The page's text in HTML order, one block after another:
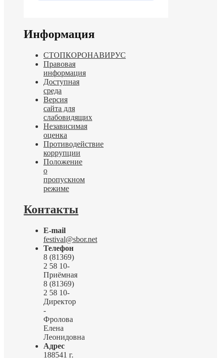
Информация
СТОПКОРОНАВИРУС
Правовая
информация
Доступная
среда
Версия
сайта для
слабовидящих
Независимая
оценка
Противодействие
коррупции
Положение
о
пропускном
режиме
Контакты
E-mail
festival@sbor.net
Телефон
8 (81369)
2 58 10-
Приёмная
8 (81369)
2 58 10-
Директор
-
Фролова
Елена
Леонидовна
Адрес
188541 г.